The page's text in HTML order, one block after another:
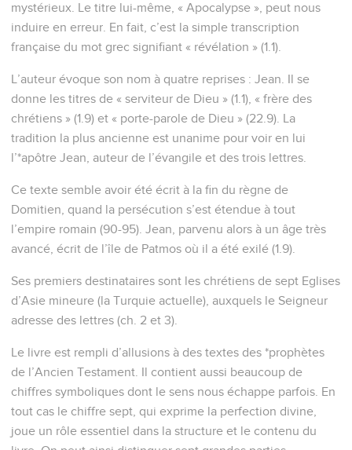
mystérieux. Le titre lui-même, « Apocalypse », peut nous
induire en erreur. En fait, c’est la simple transcription
française du mot grec signifiant « révélation » (1.1).
L’auteur évoque son nom à quatre reprises : Jean. Il se
donne les titres de « serviteur de Dieu » (1.1), « frère des
chrétiens » (1.9) et « porte-parole de Dieu » (22.9). La
tradition la plus ancienne est unanime pour voir en lui
l’*apôtre Jean, auteur de l’évangile et des trois lettres.
Ce texte semble avoir été écrit à la fin du règne de
Domitien, quand la persécution s’est étendue à tout
l’empire romain (90-95). Jean, parvenu alors à un âge très
avancé, écrit de l’île de Patmos où il a été exilé (1.9).
Ses premiers destinataires sont les chrétiens de sept Eglises
d’Asie mineure (la Turquie actuelle), auxquels le Seigneur
adresse des lettres (ch. 2 et 3).
Le livre est rempli d’allusions à des textes des *prophètes
de l’Ancien Testament. Il contient aussi beaucoup de
chiffres symboliques dont le sens nous échappe parfois. En
tout cas le chiffre sept, qui exprime la perfection divine,
joue un rôle essentiel dans la structure et le contenu du